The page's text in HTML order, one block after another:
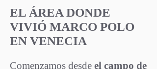
EL ÁREA DONDE
VIVIÓ MARCO POLO
EN VENECIA
Comenzamos desde el campo de